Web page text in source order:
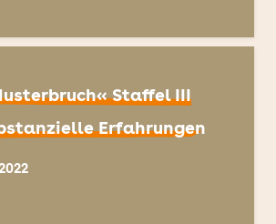
Staffel III
Erfahrungen